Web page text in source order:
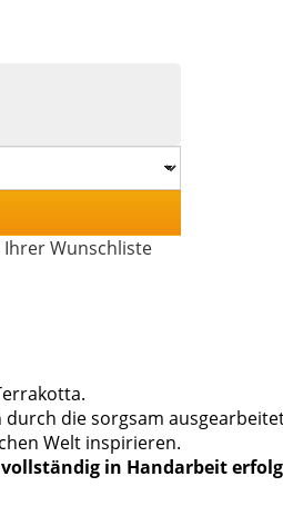
Ihrer Wunschliste
die sorgsam
Welt inspirieren.
in Handarbeit